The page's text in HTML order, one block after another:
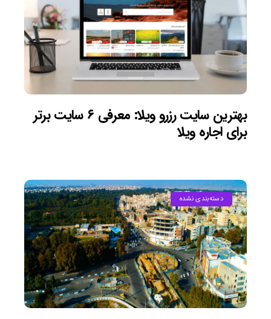
بهترین سایت رزرو ویلا: معرفی ۶ سایت برتر
برای اجاره ویلا
دسته‌بندی نشده